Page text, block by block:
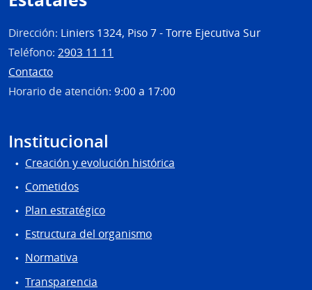
Dirección: Liniers 1324, Piso 7 - Torre Ejecutiva Sur
Teléfono: 2903 11 11
Contacto
Horario de atención: 9:00 a 17:00
Institucional
Creación y evolución histórica
Cometidos
Plan estratégico
Estructura del organismo
Normativa
Transparencia